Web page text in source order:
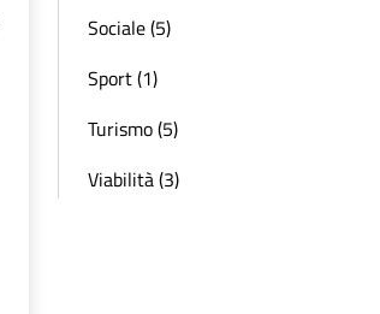
Sociale (5)
Sport (1)
Turismo (5)
Viabilità (3)